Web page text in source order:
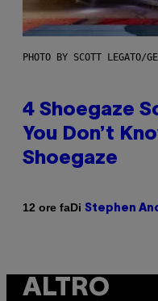
PHOTO BY SCOTT LEGATO/
4 Shoegaze
You Don’t
Shoegaze
12 ore faDi Stephen
ALTRO